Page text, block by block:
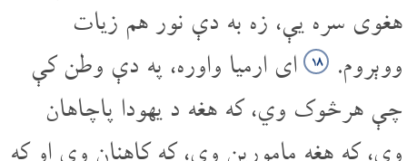
هغوی سره یې، زه به دې نور هم زیات
ووېروم.
۱۸ ای ارمیا واوره، په دې وطن کې
چې هرڅوک وي، که هغه د یهودا پاچاهان
وي، که هغه مامورین وي، که کاهنان وي او که